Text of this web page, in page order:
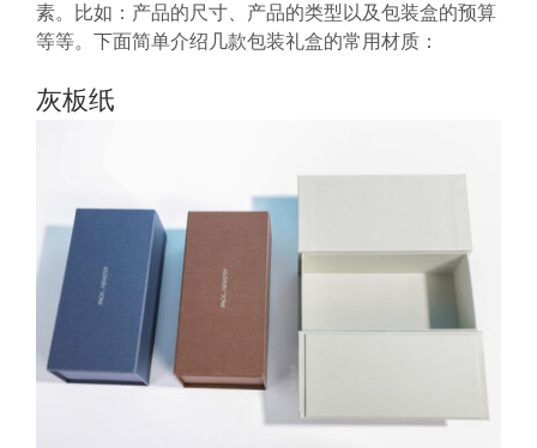
素。比如：产品的尺寸、产品的类型以及包装盒的预算
等等。下面简单介绍几款包装礼盒的常用材质：
灰板纸